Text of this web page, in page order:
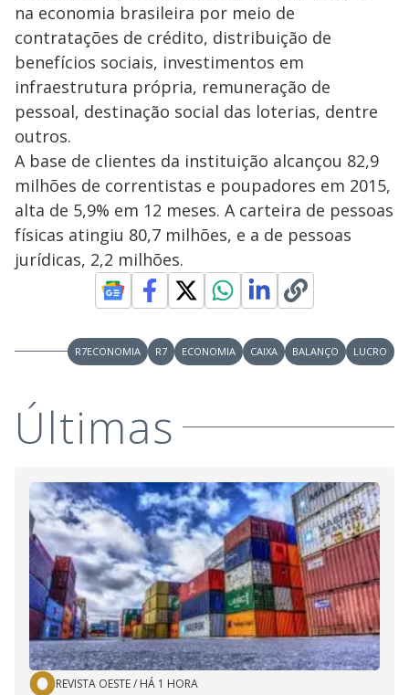
na economia brasileira por meio de
contratações de crédito, distribuição de
benefícios sociais, investimentos em
infraestrutura própria, remuneração de
pessoal, destinação social das loterias, dentre
outros.
A base de clientes da instituição alcançou 82,9
milhões de correntistas e poupadores em 2015,
alta de 5,9% em 12 meses. A carteira de pessoas
físicas atingiu 80,7 milhões, e a de pessoas
jurídicas, 2,2 milhões.
R7ECONOMIA R7 ECONOMIA CAIXA BALANÇO LUCRO
Últimas
REVISTA OESTE/ HÁ 1 HORA